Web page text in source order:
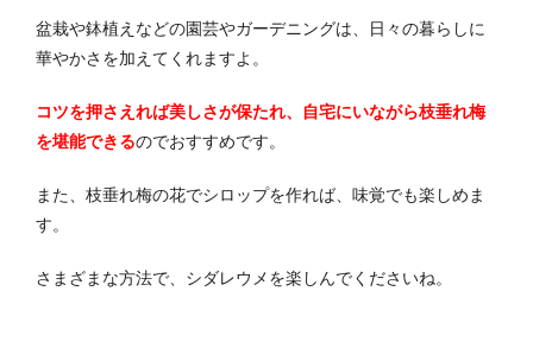
盆栽や鉢植えなどの園芸やガーデニングは、日々の暮らしに
華やかさを加えてくれますよ。
コツを押さえれば美しさが保たれ、自宅にいながら枝垂れ梅
を堪能できるのでおすすめです。
また、枝垂れ梅の花でシロップを作れば、味覚でも楽しめま
す。
さまざまな方法で、シダレウメを楽しんでくださいね。